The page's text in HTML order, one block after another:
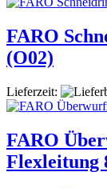
FARO
(O02)
Lieferzeit:
FARO
Flexleitung